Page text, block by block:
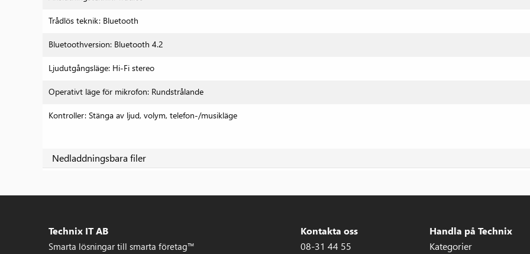
Trådlös teknik: Bluetooth
Bluetoothversion: Bluetooth 4.2
Ljudutgångsläge: Hi-Fi stereo
Operativt läge för mikrofon: Rundstrålande
Kontroller: Stänga av ljud, volym, telefon-/musikläge
Nedladdningsbara filer
Technix IT AB
Smarta lösningar till smarta företag™
Kontakta oss
08-31 44 55
Handla på Technix
Kategorier